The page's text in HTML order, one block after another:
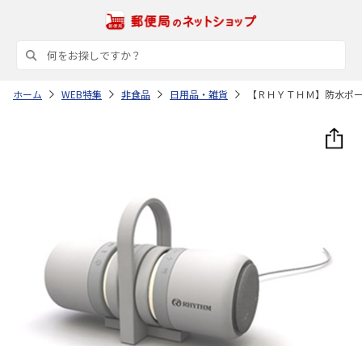
ホーム WEB特集 非食品 日用品・雑貨 【ＲＨＹＴＨＭ】防水